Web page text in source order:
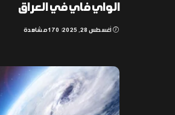
الواي فاي في العراق
أغسطس 28, 2025 170 مشاهدة